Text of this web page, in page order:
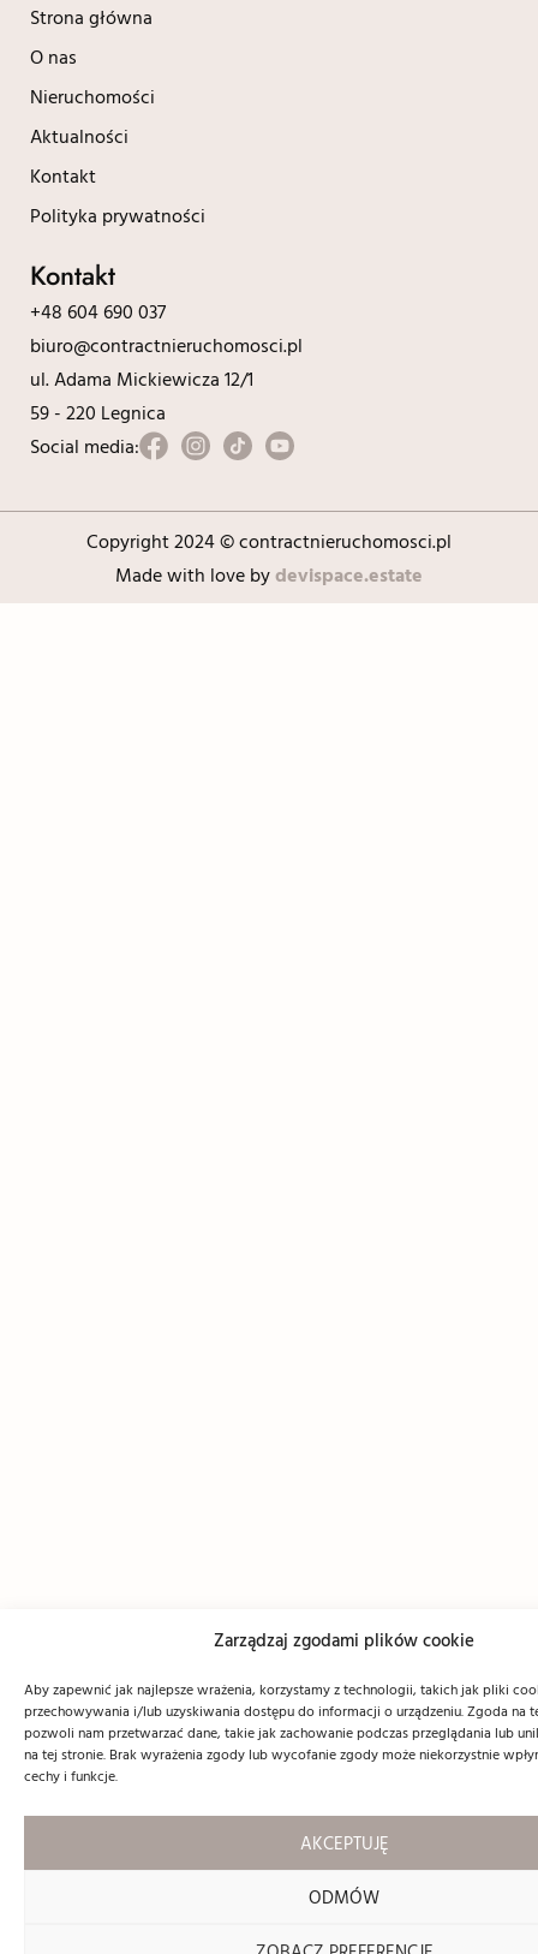
Zarządzaj zgodami plików cookie
Aby zapewnić jak najlepsze wrażenia, korzystamy z technologii, takich jak pliki
przechowywania i/lub uzyskiwania dostępu do informacji o urządzeniu. Zgoda na
pozwoli nam przetwarzać dane, takie jak zachowanie podczas przeglądania lub
na tej stronie. Brak wyrażenia zgody lub wycofanie zgody może niekorzystnie
cechy i funkcje.
AKCEPTUJĘ
ODMÓW
Strona główna
O nas
Nieruchomości
Aktualności
Kontakt
Polityka prywatności
Kontakt
+48 604 690 037
biuro@contractnieruchomosci.pl
ul. Adama Mickiewicza 12/1
59 - 220 Legnica
Social media:
Copyright 2024 © contractnieruchomosci.pl
Made with love bydevispace.estate